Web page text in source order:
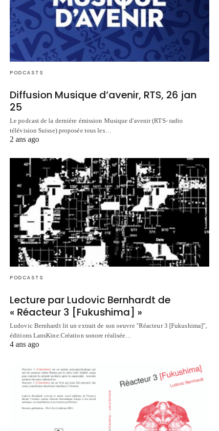
PODCASTS
Diffusion Musique d’avenir, RTS, 26 jan
25
Le podcast de la dernière émission Musique d'avenir (RTS- radio
télévision Suisse) proposée tous les…
2 ans ago
PODCASTS
Lecture par Ludovic Bernhardt de
« Réacteur 3 [Fukushima] »
Ludovic Bernhardt lit un extrait de son oeuvre "Réacteur 3 [Fukushima]",
éditions LansKine.Création sonore réalisée…
4 ans ago